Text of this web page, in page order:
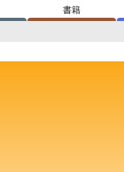
書籍